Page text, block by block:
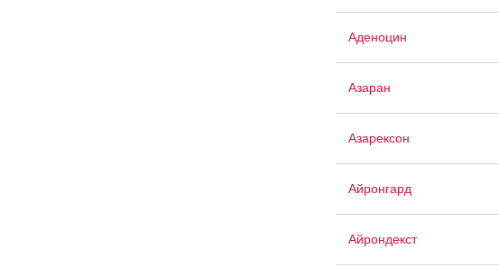
Аденоцин
Азаран
Азарексон
Айронгард
Айрондекст